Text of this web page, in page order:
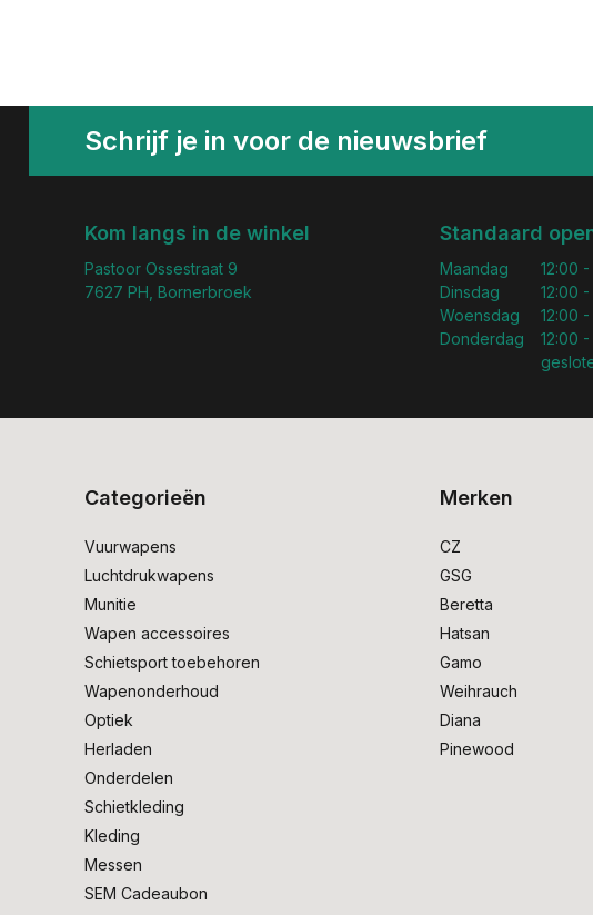
Schrijf je in voor de nieuwsbrief
Kom langs in de winkel
Pastoor Ossestraat 9
7627 PH, Bornerbroek
Standaard
Maandag
Dinsdag
Woensdag
Donderdag
12:00 -
12:00 -
12:00 -
12:00 -
Categorieën
Vuurwapens
Luchtdrukwapens
Munitie
Wapen accessoires
Schietsport toebehoren
Wapenonderhoud
Optiek
Herladen
Onderdelen
Schietkleding
Kleding
Messen
SEM Cadeaubon
Merken
CZ
GSG
Beretta
Hatsan
Gamo
Weihrauch
Diana
Pinewood